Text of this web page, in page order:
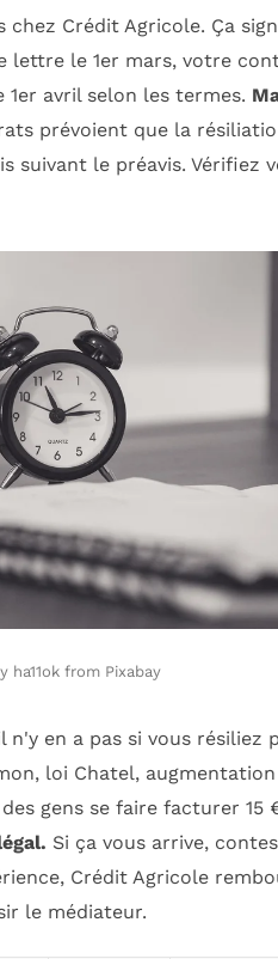
chez Crédit Agricole. Ça
lettre le 1er mars, votre
avril selon les termes.
prévoient que la
suivant le préavis. Vérifiez
ha11ok from Pixabay
n'y en a pas si vous résiliez
loi Chatel,
gens se faire facturer 15
Si ça vous arrive,
Crédit Agricole
le médiateur.